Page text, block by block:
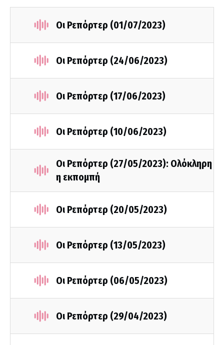
Οι Ρεπόρτερ (01/07/2023)
Οι Ρεπόρτερ (24/06/2023)
Οι Ρεπόρτερ (17/06/2023)
Οι Ρεπόρτερ (10/06/2023)
Οι Ρεπόρτερ (27/05/2023): Ολόκληρη
η εκπομπή
Οι Ρεπόρτερ (20/05/2023)
Οι Ρεπόρτερ (13/05/2023)
Οι Ρεπόρτερ (06/05/2023)
Οι Ρεπόρτερ (29/04/2023)